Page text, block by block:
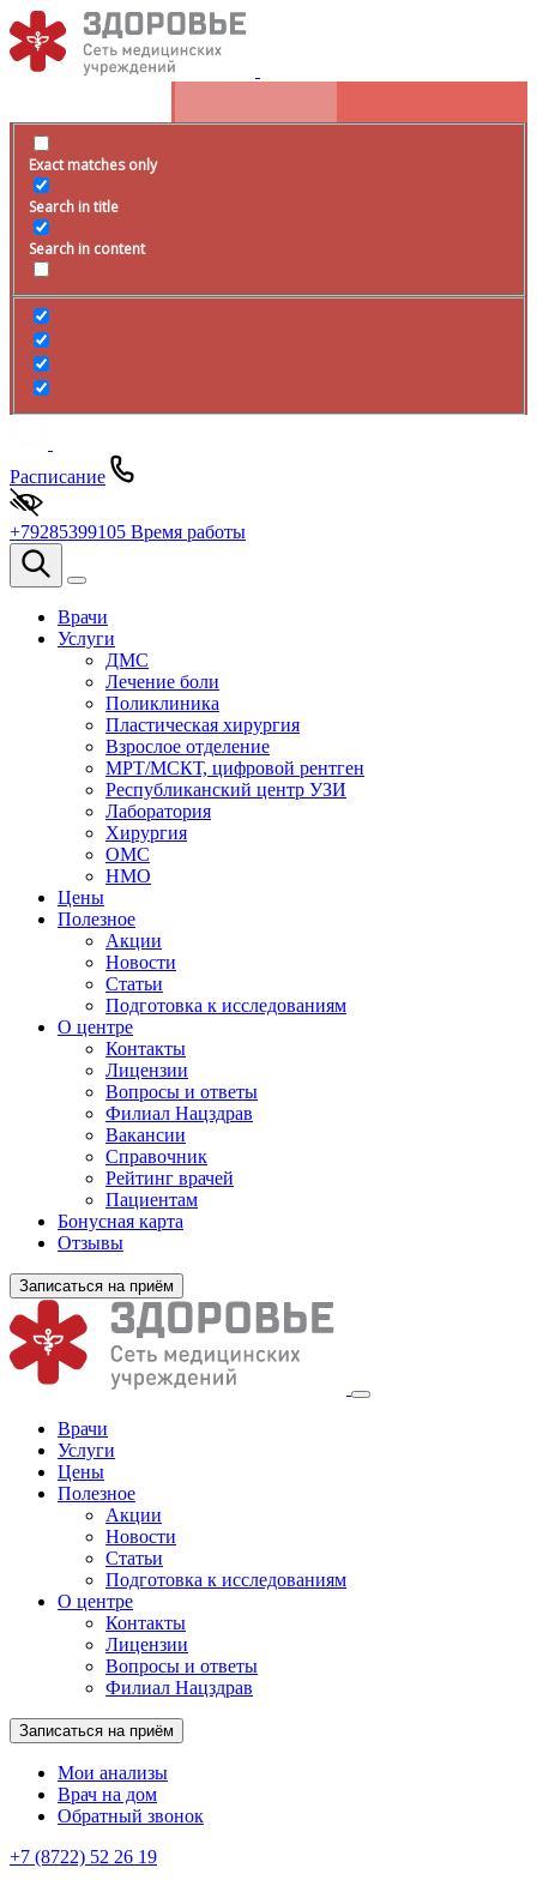
Exact matches only
Search in title
Search in content
Расписание
+79285399105 Время работы
Врачи
Услуги
ДМС
Лечение боли
Поликлиника
Пластическая хирургия
Взрослое отделение
МРТ/МСКТ, цифровой рентген
Республиканский центр УЗИ
Лаборатория
Хирургия
ОМС
НМО
Цены
Полезное
Акции
Новости
Статьи
Подготовка к исследованиям
О центре
Контакты
Лицензии
Вопросы и ответы
Филиал Нацздрав
Вакансии
Справочник
Рейтинг врачей
Пациентам
Бонусная карта
Отзывы
Записаться на приём
Врачи
Услуги
Цены
Полезное
Акции
Новости
Статьи
Подготовка к исследованиям
О центре
Контакты
Лицензии
Вопросы и ответы
Филиал Нацздрав
Записаться на приём
Мои анализы
Врач на дом
Обратный звонок
+7 (8722) 52 26 19